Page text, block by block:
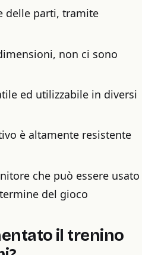
delle parti, tramite
non ci sono
ed utilizzabile in diversi
è altamente resistente
che può essere usato
del gioco
il trenino